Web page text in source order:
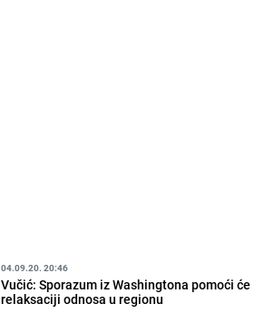
04.09.20. 20:46
Vučić: Sporazum iz Washingtona pomoći će
relaksaciji odnosa u regionu